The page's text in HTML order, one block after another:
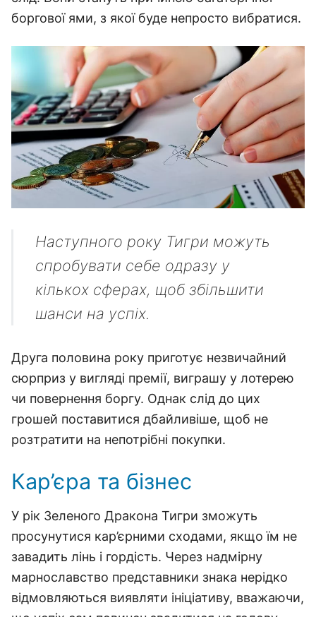
боргової ями, з якої буде непросто вибратися.
Наступного року Тигри можуть
спробувати себе одразу у
кількох сферах, щоб збільшити
шанси на успіх.
Друга половина року приготує незвичайний
сюрприз у вигляді премії, виграшу у лотерею
чи повернення боргу. Однак слід до цих
грошей поставитися дбайливіше, щоб не
розтратити на непотрібні покупки.
Кар’єра та бізнес
У рік Зеленого Дракона Тигри зможуть
просунутися кар’єрними сходами, якщо їм не
завадить лінь і гордість. Через надмірну
марнославство представники знака нерідко
відмовляються виявляти ініціативу, вважаючи,